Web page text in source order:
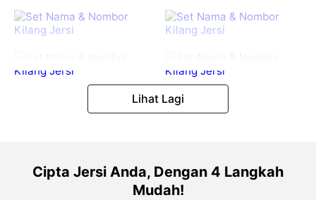
Lihat Lagi
Cipta Jersi Anda, Dengan 4 Langkah
Mudah!